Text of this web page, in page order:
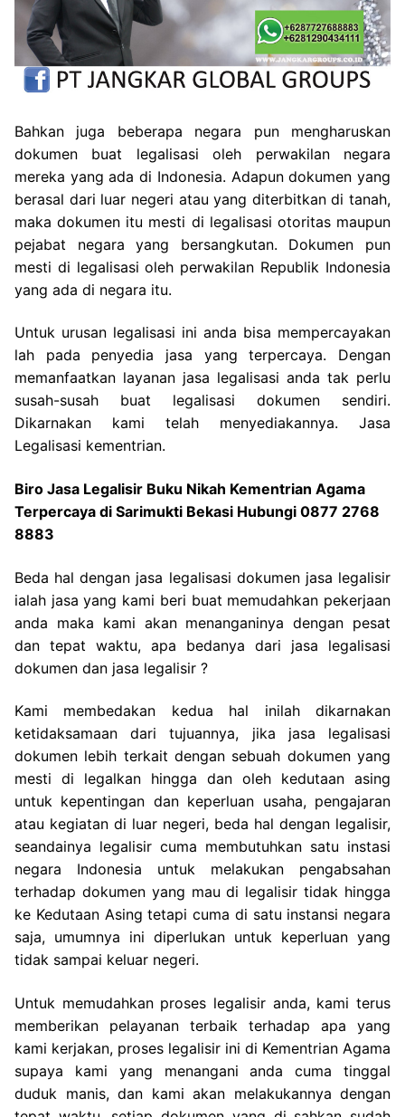
Bahkan juga beberapa negara pun mengharuskan
dokumen buat legalisasi oleh perwakilan negara
mereka yang ada di Indonesia. Adapun dokumen yang
berasal dari luar negeri atau yang diterbitkan di tanah,
maka dokumen itu mesti di legalisasi otoritas maupun
pejabat negara yang bersangkutan. Dokumen pun
mesti di legalisasi oleh perwakilan Republik Indonesia
yang ada di negara itu.
Untuk urusan legalisasi ini anda bisa mempercayakan
lah pada penyedia jasa yang terpercaya. Dengan
memanfaatkan layanan jasa legalisasi anda tak perlu
susah-susah buat legalisasi dokumen sendiri.
Dikarnakan kami telah menyediakannya. Jasa
Legalisasi kementrian.
Biro Jasa Legalisir Buku Nikah Kementrian Agama
Terpercaya di Sarimukti Bekasi Hubungi 0877 2768
8883
Beda hal dengan jasa legalisasi dokumen jasa legalisir
ialah jasa yang kami beri buat memudahkan pekerjaan
anda maka kami akan menanganinya dengan pesat
dan tepat waktu, apa bedanya dari jasa legalisasi
dokumen dan jasa legalisir ?
Kami membedakan kedua hal inilah dikarnakan
ketidaksamaan dari tujuannya, jika jasa legalisasi
dokumen lebih terkait dengan sebuah dokumen yang
mesti di legalkan hingga dan oleh kedutaan asing
untuk kepentingan dan keperluan usaha, pengajaran
atau kegiatan di luar negeri, beda hal dengan legalisir,
seandainya legalisir cuma membutuhkan satu instasi
negara Indonesia untuk melakukan pengabsahan
terhadap dokumen yang mau di legalisir tidak hingga
ke Kedutaan Asing tetapi cuma di satu instansi negara
saja, umumnya ini diperlukan untuk keperluan yang
tidak sampai keluar negeri.
Untuk memudahkan proses legalisir anda, kami terus
memberikan pelayanan terbaik terhadap apa yang
kami kerjakan, proses legalisir ini di Kementrian Agama
supaya kami yang menangani anda cuma tinggal
duduk manis, dan kami akan melakukannya dengan